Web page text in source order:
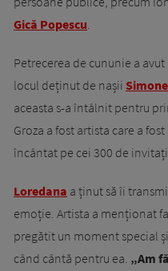
Gică Popescu.
Petrecerea de cununie a
locul deținut de nașii
aceasta s-a întâlnit pentru
Groza a fost artista care a
încântat pe cei 300 de
Loredana a ținut să îi
emoție. Artista a menționat
pregătit un moment special
când cântă pentru ea. „Am